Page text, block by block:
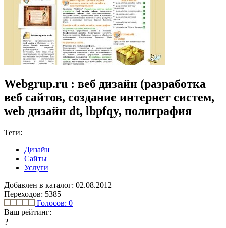
Webgrup.ru : веб дизайн (разработка
веб сайтов, создание интернет систем,
web дизайн dt, lbpfqy, полиграфия
Теги:
Дизайн
Сайты
Услуги
Добавлен в каталог: 02.08.2012
Переходов: 5385
Голосов: 0
Ваш рейтинг:
?